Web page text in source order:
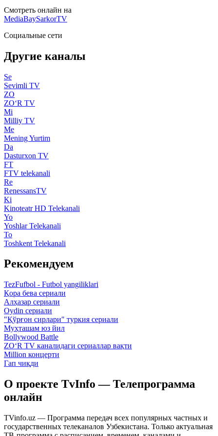
Смотреть онлайн на
MediaBaySarkorTV
Социальные сети
Другие каналы
Se
Sevimli TV
ZO
ZO‘R TV
Mi
Milliy TV
Me
Mening Yurtim
Da
Dasturxon TV
FT
FTV telekanali
Re
RenessansTV
Ki
Kinoteatr HD Telekanali
Yo
Yoshlar Telekanali
To
Toshkent Telekanali
Рекомендуем
TezFufbol - Futbol yangiliklari
Қора бева сериали
Алҳазар сериали
Oydin сериали
"Қўрғон сирлари" туркия сериали
Муҳташам юз йил
Bollywood Battle
ZO‘R TV каналидаги сериаллар вақти
Million концерти
Гап чиқди
О проекте TvInfo — Телепрограмма
онлайн
TVinfo.uz — Программа передач всех популярных частных и
государственных телеканалов Узбекистана. Только актуальная